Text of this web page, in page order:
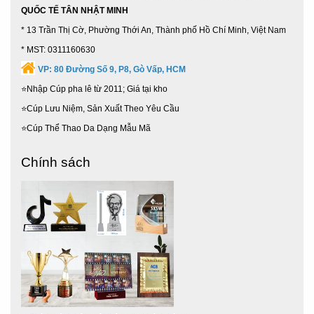
cờ lưu niệm, cúp thể thao, kỷ niệm chương, bảng vinh
danh, huy chương...
- Đội ngũ tư vấn chuyên sâu, thiết kế miễn phí và chuyên
nghiệp, đa dạng mẫu mã và cập nhật sản phẩm mới liên
tục, bảo trì sản phẩm trọn đời
- Hãy đến với Tân Nhật Minh chắc chắn bạn sẽ hài lòng về
chất lượng cũng như độ phục vụ khách hàng của công ty
CHÍNH SÁCH ĐỔI / TRẢ HÀNG
Newsun- Tân Nhật Minh luôn lấy uy tín lên
hàng đầu.
Tuy những mặt hàng chúng tôi buôn bán đều là các mặt
hàng tay chân, gia công từ tay, nên độ đúng đắn nhiều lúc
chỉ 85-90% so với thiết kế.
QUỐC TẾ TÂN NHẬT MINH
* 13 Trần Thị Cờ, Phường Thới An, Thành phố Hồ Chí Minh, Việt Nam
* MST: 0311160630
VP: 80 Đường Số 9, P8, Gò Vấp, HCM
⭐Nhập Cúp pha lê từ 2011; Giá tại kho
⭐Cúp Lưu Niệm, Sản Xuất Theo Yêu Cầu
⭐Cúp Thể Thao Da Dạng Mẫu Mã
Chính sách